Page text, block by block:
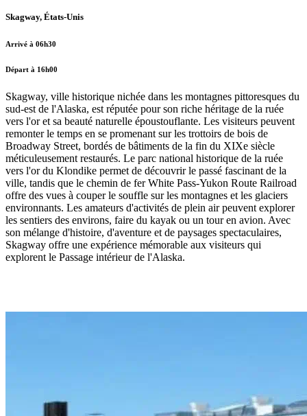
Skagway, États-Unis
Arrivé à 06h30
Départ à 16h00
Skagway, ville historique nichée dans les montagnes pittoresques du
sud-est de l'Alaska, est réputée pour son riche héritage de la ruée
vers l'or et sa beauté naturelle époustouflante. Les visiteurs peuvent
remonter le temps en se promenant sur les trottoirs de bois de
Broadway Street, bordés de bâtiments de la fin du XIXe siècle
méticuleusement restaurés. Le parc national historique de la ruée
vers l'or du Klondike permet de découvrir le passé fascinant de la
ville, tandis que le chemin de fer White Pass-Yukon Route Railroad
offre des vues à couper le souffle sur les montagnes et les glaciers
environnants. Les amateurs d'activités de plein air peuvent explorer
les sentiers des environs, faire du kayak ou un tour en avion. Avec
son mélange d'histoire, d'aventure et de paysages spectaculaires,
Skagway offre une expérience mémorable aux visiteurs qui
explorent le Passage intérieur de l'Alaska.